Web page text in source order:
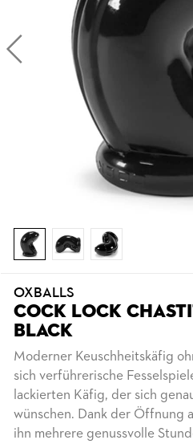
OXBALLS
COCK LOCK
BLACK
Moderner Keuschheitskäfig
sich verführerische
lackierten Käfig, der sich
wünschen. Dank der Öffnung
ihn mehrere genussvolle